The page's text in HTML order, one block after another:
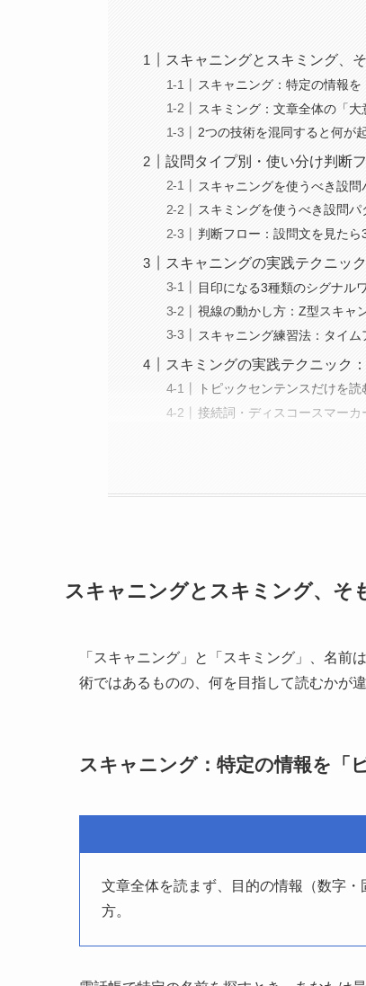
スキャニングとスキミング、
スキャニング：特定の情報
スキミング：文章全体の「
2つの技術を混同すると何が
設問タイプ別・使い分け判断
スキャニングを使うべき設問
スキミングを使うべき設問パ
判断フロー：設問文を見た
スキャニングの実践テクニッ
目印になる3種類のシグナル
視線の動かし方：Z型スキャ
スキャニング練習法：タイ
スキミングの実践テクニック
トピックセンテンスだけを読
接続詞・ディスコースマーカ
スキャニングとスキミング、そ
「スキャニング」と「スキミング」、名
術ではあるものの、何を目指して読むかが
スキャニング：特定の情報を「
文章全体を読まず、目的の情報（数字
方。